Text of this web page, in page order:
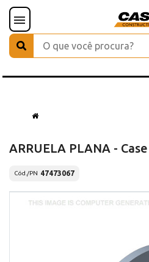
ARRUELA PLANA - Case
Cód./PN 47473067